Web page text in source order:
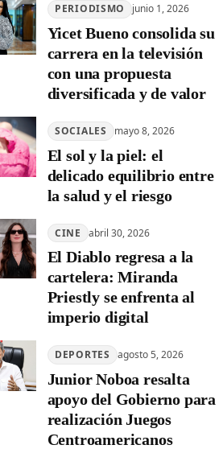
PERIODISMO junio 1, 2026
Yicet Bueno consolida su
carrera en la televisión
con una propuesta
diversificada y de valor
SOCIALES mayo 8, 2026
El sol y la piel: el
delicado equilibrio entre
la salud y el riesgo
CINE abril 30, 2026
El Diablo regresa a la
cartelera: Miranda
Priestly se enfrenta al
imperio digital
DEPORTES agosto 5, 2026
Junior Noboa resalta
apoyo del Gobierno para
realización Juegos
Centroamericanos